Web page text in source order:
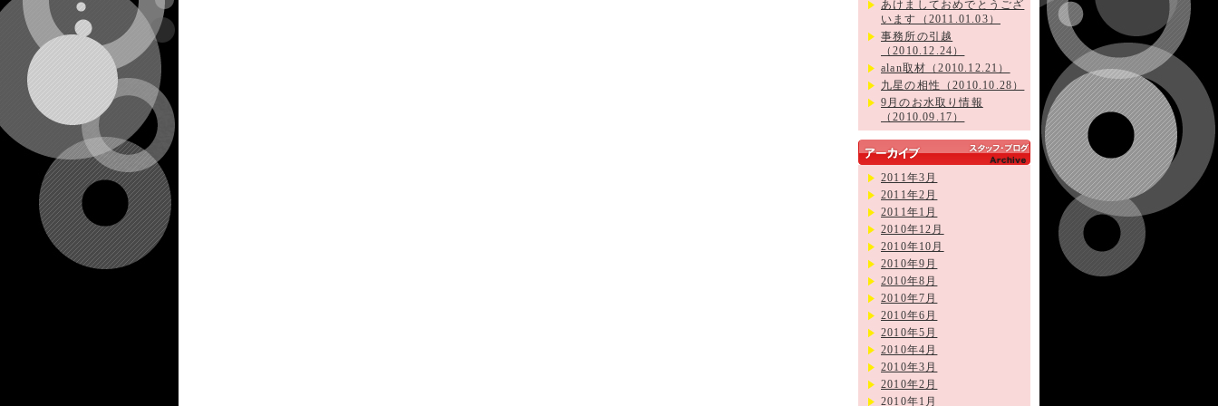
あけましておめでとうござ
います（2011.01.03）
事務所の引越
（2010.12.24）
alan取材（2010.12.21）
九星の相性（2010.10.28）
9月のお水取り情報
（2010.09.17）
2011年3月
2011年2月
2011年1月
2010年12月
2010年10月
2010年9月
2010年8月
2010年7月
2010年6月
2010年5月
2010年4月
2010年3月
2010年2月
2010年1月